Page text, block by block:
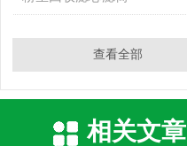
查看全部
相关文章